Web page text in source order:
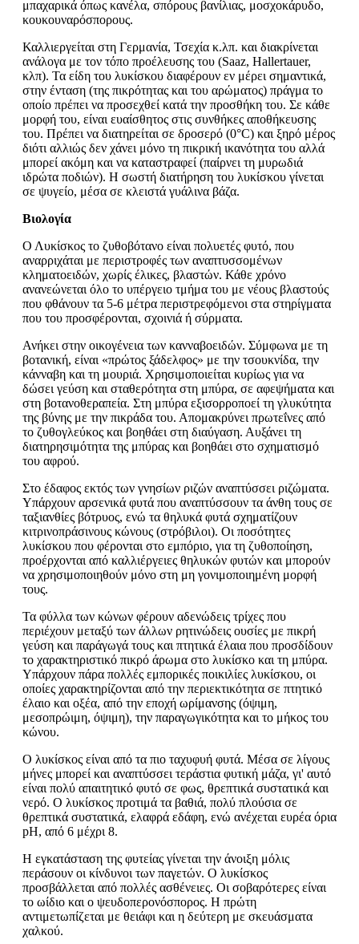
μπαχαρικά όπως κανέλα, σπόρους βανίλιας, μοσχοκάρυδο,
κουκουναρόσπορους.
Καλλιεργείται στη Γερμανία, Τσεχία κ.λπ. και διακρίνεται
ανάλογα με τον τόπο προέλευσης του (Saaz, Hallertauer,
κλπ). Τα είδη του λυκίσκου διαφέρουν εν μέρει σημαντικά,
στην ένταση (της πικρότητας και του αρώματος) πράγμα το
οποίο πρέπει να προσεχθεί κατά την προσθήκη του. Σε κάθε
μορφή του, είναι ευαίσθητος στις συνθήκες αποθήκευσης
του. Πρέπει να διατηρείται σε δροσερό (0°C) και ξηρό μέρος
διότι αλλιώς δεν χάνει μόνο τη πικρική ικανότητα του αλλά
μπορεί ακόμη και να καταστραφεί (παίρνει τη μυρωδιά
ιδρώτα ποδιών). Η σωστή διατήρηση του λυκίσκου γίνεται
σε ψυγείο, μέσα σε κλειστά γυάλινα βάζα.
Βιολογία
Ο Λυκίσκος το ζυθοβότανο είναι πολυετές φυτό, που
αναρριχάται με περιστροφές των αναπτυσσομένων
κληματοειδών, χωρίς έλικες, βλαστών. Κάθε χρόνο
ανανεώνεται όλο το υπέργειο τμήμα του με νέους βλαστούς
που φθάνουν τα 5-6 μέτρα περιστρεφόμενοι στα στηρίγματα
που του προσφέρονται, σχοινιά ή σύρματα.
Ανήκει στην οικογένεια των κανναβοειδών. Σύμφωνα με τη
βοτανική, είναι «πρώτος ξάδελφος» με την τσουκνίδα, την
κάνναβη και τη μουριά. Χρησιμοποιείται κυρίως για να
δώσει γεύση και σταθερότητα στη μπύρα, σε αφεψήματα και
στη βοτανοθεραπεία. Στη μπύρα εξισορροποεί τη γλυκύτητα
της βύνης με την πικράδα του. Απομακρύνει πρωτεΐνες από
το ζυθογλεύκος και βοηθάει στη διαύγαση. Αυξάνει τη
διατηρησιμότητα της μπύρας και βοηθάει στο σχηματισμό
του αφρού.
Στο έδαφος εκτός των γνησίων ριζών αναπτύσσει ριζώματα.
Υπάρχουν αρσενικά φυτά που αναπτύσσουν τα άνθη τους σε
ταξιανθίες βότρυος, ενώ τα θηλυκά φυτά σχηματίζουν
κιτρινοπράσινους κώνους (στρόβιλοι). Οι ποσότητες
λυκίσκου που φέρονται στο εμπόριο, για τη ζυθοποίηση,
προέρχονται από καλλιέργειες θηλυκών φυτών και μπορούν
να χρησιμοποιηθούν μόνο στη μη γονιμοποιημένη μορφή
τους.
Τα φύλλα των κώνων φέρουν αδενώδεις τρίχες που
περιέχουν μεταξύ των άλλων ρητινώδεις ουσίες με πικρή
γεύση και παράγωγά τους και πτητικά έλαια που προσδίδουν
το χαρακτηριστικό πικρό άρωμα στο λυκίσκο και τη μπύρα.
Υπάρχουν πάρα πολλές εμπορικές ποικιλίες λυκίσκου, οι
οποίες χαρακτηρίζονται από την περιεκτικότητα σε πτητικό
έλαιο και οξέα, από την εποχή ωρίμανσης (όψιμη,
μεσοπρώιμη, όψιμη), την παραγωγικότητα και το μήκος του
κώνου.
Ο λυκίσκος είναι από τα πιο ταχυφυή φυτά. Μέσα σε λίγους
μήνες μπορεί και αναπτύσσει τεράστια φυτική μάζα, γι' αυτό
είναι πολύ απαιτητικό φυτό σε φως, θρεπτικά συστατικά και
νερό. Ο λυκίσκος προτιμά τα βαθιά, πολύ πλούσια σε
θρεπτικά συστατικά, ελαφρά εδάφη, ενώ ανέχεται ευρέα όρια
pH, από 6 μέχρι 8.
Η εγκατάσταση της φυτείας γίνεται την άνοιξη μόλις
περάσουν οι κίνδυνοι των παγετών. Ο λυκίσκος
προσβάλλεται από πολλές ασθένειες. Οι σοβαρότερες είναι
το ωίδιο και ο ψευδοπερονόσπορος. Η πρώτη
αντιμετωπίζεται με θειάφι και η δεύτερη με σκευάσματα
χαλκού.